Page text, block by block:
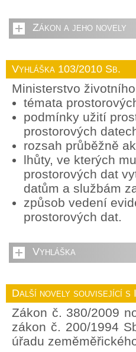
Zákon a jeho novely
Vyhláška 103/2010 Sb.
Ministerstvo
témata
podmínky užití
prostorových
rozsah průběžně
lhůty, ve kterých
prostorových dat
datům a službám
způsob vedení
prostorových dat.
Vyhláška
Další novely související s
Zákon č. 380/2009
zákon č. 200/1994
úřadu